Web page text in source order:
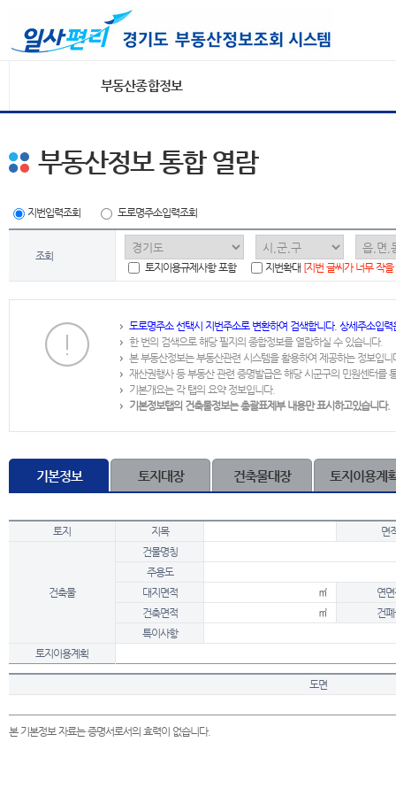
부동산종합정보
부동산정보 통합 열람
지번입력조회 도로명주소입력조회
조회
토지이용규제사항 포함
지번확대 [지번 글씨가 너무 작
도로명주소 선택시 지번주소로 변환하여 검색합니다. 상세주소입
한 번의 검색으로 해당 필지의 종합정보를 열람하실 수 있습니다.
본 부동산정보는 부동산관련 시스템을 활용하여 제공하는 정보입니
재산권행사 등 부동산 관련 증명발급은 해당 시군구의 민원센터를
기본개요는 각 탭의 요약 정보입니다.
기본정보탭의 건축물정보는 총괄표제부 내용만 표시하고있습니다.
기본정보 토지대장 건축물대장 토지이용계
토지 지목 면
건축물
건물명칭
주용도
대지면적
㎡
연
건축면적
㎡
건
특이사항
토지이용계획
도면
본 기본정보 자료는 증명서로서의 효력이 없습니다.